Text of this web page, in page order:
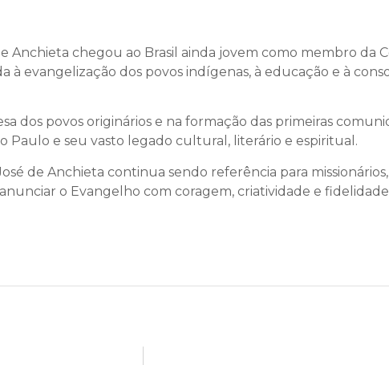
Anchieta chegou ao Brasil ainda jovem como membro da
à evangelização dos povos indígenas, à educação e à
dos povos originários e na formação das primeiras
Paulo e seu vasto legado cultural, literário e espiritual.
de Anchieta continua sendo referência para
o Evangelho com coragem, criatividade e